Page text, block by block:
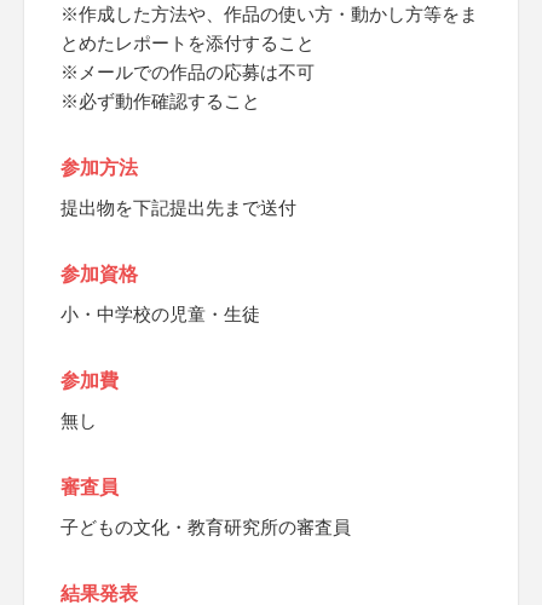
※作成した方法や、作品の使い方・動かし方等をま
とめたレポートを添付すること
※メールでの作品の応募は不可
※必ず動作確認すること
参加方法
提出物を下記提出先まで送付
参加資格
小・中学校の児童・生徒
参加費
無し
審査員
子どもの文化・教育研究所の審査員
結果発表